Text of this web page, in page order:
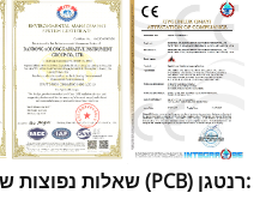
שאלות נפוצות של מערכת בדיקת לוח מודפס (PCB) רנטגן: